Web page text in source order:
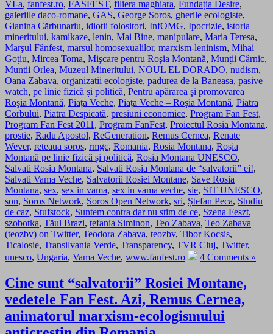
VI-a, fanfest.ro, FÂSFEST, filiera maghiara, Fundația Desire,
galeriile daco-romane, GAS, George Soros, gherile ecologiste,
Gianina Cărbunariu, idiotii folositori, InfOMG, Ipocrizie, istoria
mineritului, kamikaze, lenin, Mai Bine, manipulare, Maria Teresa,
Marşul Fânfest, marsul homosexualilor, marxism-leninism, Mihai
Goțiu, Mircea Toma, Mişcare pentru Roşia Montană, Munții Cârnic,
Muntii Orlea, Muzeul Mineritului, NOUL EL DORADO, nudism,
Oana Zabava, organizatii ecologiste, padurea de la Baneasa, pasive
watch, pe linie fizică și politică, Pentru apărarea şi promovarea
Roşia Montană, Piața Veche, Piața Veche – Roșia Montană, Piatra
Corbului, Piatra Despicată, presiuni economice, Program Fan Fest,
Program Fan Fest 2011 , Program FanFest, Proiectul Rosia Montana,
prostie, Radu Apostol, ReGeneration, Remus Cernea, Renate
Wever, reteaua soros, rmgc, Romania, Rosia Montana, Roșia
Montană pe linie fizică și politică, Rosia Montana UNESCO,
Salvati Rosia Montana, Salvati Rosia Montana de “salvatorii” ei!,
Salvati Vama Veche, Salvatorii Rosiei Montane, Save Rosia
Montana, sex, sex in vama, sex in vama veche, sie, SIT UNESCO,
son, Soros Network, Soros Open Network, sri, Ștefan Peca, Studiu
de caz, Stufstock, Suntem contra dar nu stim de ce, Szena Feszt,
szobotka, Tăul Brazi, tefania Siminon, Teo Zabava, Teo Zabava
(teozbv) on Twitter, Teodora Zabava, teozbv, Tibor Kocsis,
Ticalosie, Transilvania Verde, Transparency, TVR Cluj, Twitter,
unesco, Ungaria, Vama Veche, www.fanfest.ro 4 Comments »
Cine sunt “salvatorii” Rosiei Montane,
vedetele Fan Fest. Azi, Remus Cernea,
animatorul marxism-ecologismului